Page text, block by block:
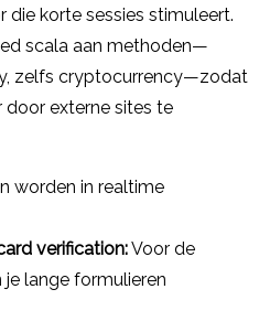
die korte sessies stimuleert.
scala aan methoden—
zelfs cryptocurrency—zodat
externe sites te
worden in realtime
verification:Voor de
lange formulieren